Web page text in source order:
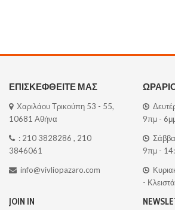
ΕΠΙΣΚΕΦΘΕΙΤΕ ΜΑΣ
Χαριλάου Τρικούπη 53 - 55,
10681 Αθήνα
: 210 3828286 , 210
3846061
info@vivliopazaro.com
9πμ -
9πμ -
- Κλειστά
JOIN IN